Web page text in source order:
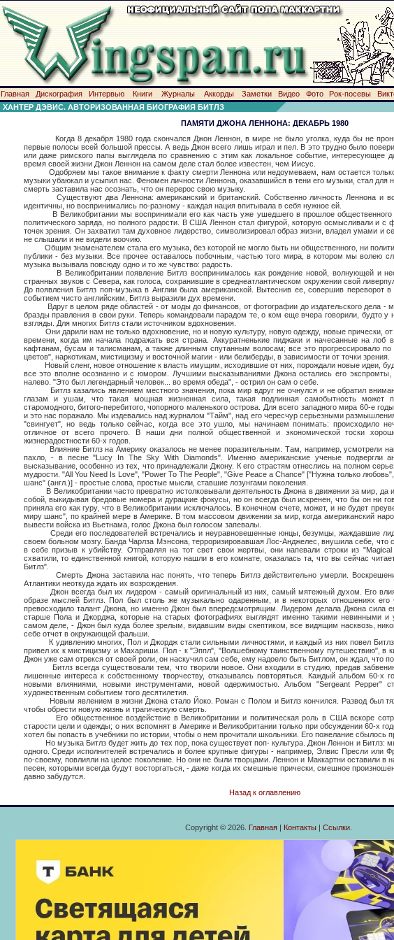
Главная Дискография Интервью Книги Журналы Аккорды Заметки Видео Фото Рок-посевы
ХАНТЕР ДЭВИС. АВТОРИЗОВАННАЯ БИОГРАФИЯ БИТЛЗ
ПАМЯТИ ДЖОНА ЛЕННОНА: ДЕКАБРЬ 1980
Когда 8 декабря 1980 года скончался Джон Леннон, в мире не было уголка, куда бы не
первые полосы всей большой прессы. А ведь Джон всего лишь играл и пел. В это трудно было
или даже римского папы выглядела по сравнению с этим как локальное событие, интересующее
время своей жизни Джон Леннон на самом деле стал более известен, чем Иисус.
Одобряем мы такое внимание к факту смерти Леннона или недоумеваем, нам остается только
музыки убаюкал и усыпил нас. Феномен личности Леннона, оказавшийся в тени его музыки, стал для
смерть заставила нас осознать, что он перерос свою музыку.
Существуют два Леннона: американский и британский. Собственно личность Леннона и
идентичны, но воспринимались по-разному - каждая нация впитывала в себя нужное ей.
В Великобритании мы воспринимали его как часть уже ушедшего в прошлое общественного
политического заряда, но полного радости. В США Леннон стал фигурой, которую осмысливали и с
точек зрения. Он захватил там духовное лидерство, символизировал образ жизни, владел умами и
не слышали и не видели воочию.
Общим знаменателем стала его музыка, без которой не могло быть ни общественного, ни
публики - без музыки. Все прочее оставалось побочным, частью того мира, в котором мы волею
музыка вызывала повсюду одно и то же чувство: радость.
В Великобритании появление Битлз воспринималось как рождение новой, волнующей и
странных звуков с Севера, как голоса, сохранившие в среднеатлантическом окружении свой
До появления Битлз поп-музыка в Англии была американской. Вытеснив ее, совершив переворот в
событием чисто английским, Битлз выразили дух времени.
Вдруг в целом ряде областей - от моды до финансов, от фотографии до издательского дела -
бразды правления в свои руки. Теперь командовали парадом те, о ком еще вчера говорили, будто у
взгляды. Для многих Битлз стали источником вдохновения.
Они дарили нам не только вдохновение, но и новую культуру, новую одежду, новые прически, от
времени, когда им начала подражать вся страна. Аккуратненькие пиджаки и начесанные на лоб
кафтанам, бусам и талисманам, а также длинным спутанным волосам; все это прогрессировало
цветов", наркотикам, мистицизму и восточной магии - или белиберды, в зависимости от точки зрения.
Новый сленг, новое отношение к власть имущим, исходившие от них, порождали новые идеи,
все это вполне осознанно и с юмором. Лучшими высказываниями Джона остались его
налево. "Это был легендарный человек... во время обеда", - острил он сам о себе.
Битлз казались явлением местного значения, пока мир вдруг не очнулся и не обратил
глазам и ушам, что такая мощная жизненная сила, такая подлинная самобытность может
старомодного, битого-перебитого, чопорного маленького острова. Для всего западного мира 60-е
и это нас поражало. Мы издевались над журналом "Тайм", над его чересчур серьезными
"свингует", но ведь только сейчас, когда все это ушло, мы начинаем понимать: происходило
отличное от всего прочего. В наши дни полной общественной и экономической тоски
жизнерадостности 60-х годов.
Влияние Битлз на Америку оказалось не менее поразительным. Там, например, усмотрели
пахло, - в песне "Lucy In The Sky With Diamonds". Именно американские ученые подвергли
высказывание, особенно из тех, что принадлежали Джону. К его страстям отнеслись на полном
мудрости. "All You Need Is Love", "Power To The People", "Give Peace a Chance" ["Нужна только
шанс" (англ.)] - простые слова, простые мысли, ставшие лозунгами поколения.
В Великобритании часто превратно истолковывали деятельность Джона в движении за мир, да
собой, выкидывая бредовые номера и дурацкие фокусы, но он всегда был искренен, что бы он ни
приняла его как гypy, что в Великобритании исключалось. В конечном счете, может, и не будет
миру шанс", по крайней мере в Америке. В том массовом движении за мир, когда американский
вывести войска из Вьетнама, голос Джона был голосом запевалы.
Среди его последователей встречались и неуравновешенные юнцы, безумцы, жаждавшие
своем больном мозгу. Банда Чарлза Мэнсона, терроризировавшая Лос-Анджелес, внушила себе, что
в себе призыв к убийству. Отправляя на тот свет свои жертвы, они напевали строки из
схватили, то единственной книгой, которую нашли в его комнате, оказалась та, что вы сейчас
Битлз".
Смерть Джона заставила нас понять, что теперь Битлз действительно умерли.
Атлантики неоткуда ждать их возрождения.
Джон всегда был их лидером - самый оригинальный из них, самый мятежный духом. Его
образе мыслей Битлз. Пол был столь же музыкально одаренным, и в некоторых отношениях его
превосходило талант Джона, но именно Джон был впередсмотрящим. Лидером делала Джона сила
старше Пола и Джорджа, которые на старых фотографиях выглядят именно такими невинными
самом деле, - Джон был куда более зрелым, видавшим виды скептиком, все видящим насквозь,
себе отчет в окружающей фальши.
К удивлению многих, Пол и Джордж стали сильными личностями, и каждый из них повел Битлз
привел их к мистицизму и Махариши. Пол - к "Эппл", "Волшебному таинственному путешествию", в
Джон уже сам отрекся от своей роли, он наскучил сам себе, ему надоело быть Битлом, он ждал, что
Битлз всегда существовали тем, что творили новое. Они входили в студию, предав
лишенные интереса к собственному творчеству, отказываясь повторяться. Каждый альбом 60-х
новыми влияниями, новыми инструментами, новой одержимостью. Альбом "Sergeant Pepper"
художественным событием того десятилетия.
Новым явлением в жизни Джона стало Йоко. Роман с Полом и Битлз кончился. Развод был
чтобы обрести новую жизнь и трагическую смерть.
Его общественное воздействие в Великобритании и политическая роль в США вскоре
старости цели и одежды; о них вспомнят в Америке и Великобритании только при обсуждении 60-х
хотел бы попасть в учебники по истории, чтобы о нем прочитали школьники. Его пожелание сбылось
Но музыка Битлз будет жить до тех пор, пока существует поп- культура. Джон Леннон и Битлз:
одного. Среди исполнителей встречались и более крупные фигуры - например, Элвис Пресли или
по-своему, повлияли на целое поколение. Но они не были творцами. Леннон и Маккартни оставили в
песен, которыми всегда будут восторгаться, - даже когда их смешные прически, смешное
давно забудутся.
Назад к оглавлению
Copyright © 2026. Главная| Контакты| Ссылки.